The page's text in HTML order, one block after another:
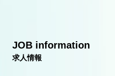
JOB information
求人情報